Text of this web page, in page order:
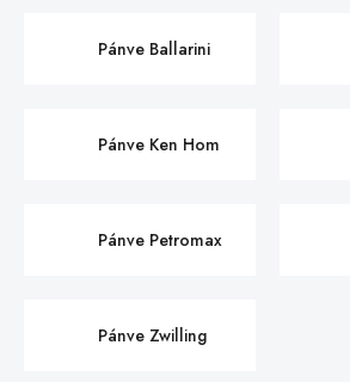
Pánve Ballarini
Pánve Ken Hom
Pánve Petromax
Pánve Zwilling